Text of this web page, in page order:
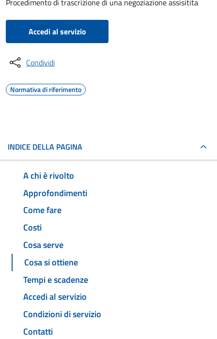
Procedimento di trascrizione di una negoziazione assisitita
Accedi al servizio
Condividi
Normativa di riferimento
INDICE DELLA PAGINA
A chi è rivolto
Approfondimenti
Come fare
Costi
Cosa serve
Cosa si ottiene
Tempi e scadenze
Accedi al servizio
Condizioni di servizio
Contatti